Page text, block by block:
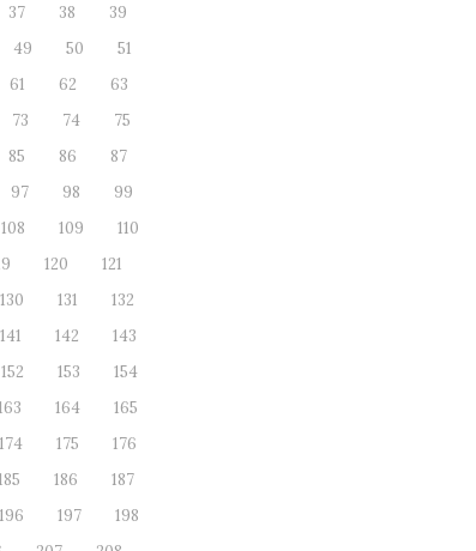
37 38
39
49 50
51
61 62
63
73 74
75
85 86
87
97 98
99
108 109
110
120
121
130 131
132
141 142
143
152 153
154
164
165
174 175
176
186
187
196 197
198